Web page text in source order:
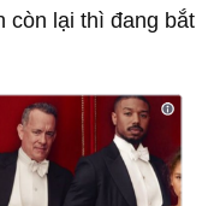
còn lại thì đang bắt